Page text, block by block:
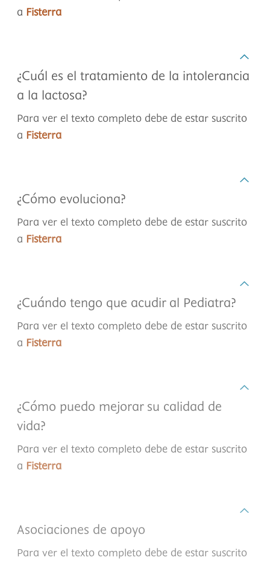
a Fisterra
¿Cuál es el tratamiento de la intolerancia
a la lactosa?
Para ver el texto completo debe de estar suscrito
a Fisterra
¿Cómo evoluciona?
Para ver el texto completo debe de estar suscrito
a Fisterra
¿Cuándo tengo que acudir al Pediatra?
Para ver el texto completo debe de estar suscrito
a Fisterra
¿Cómo puedo mejorar su calidad de
vida?
Para ver el texto completo debe de estar suscrito
a Fisterra
Asociaciones de apoyo
Para ver el texto completo debe de estar suscrito